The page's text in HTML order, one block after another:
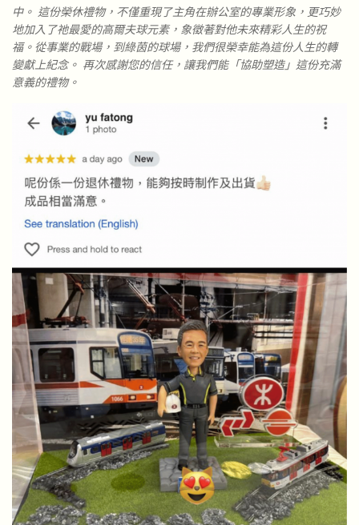
中。 這份榮休禮物，不僅重現了主角在辦公室的專業形象，更巧妙
地加入了祂最愛的高爾夫球元素，象徵著對他未來精彩人生的祝
福。從事業的戰場，到綠茵的球場，我們很榮幸能為這份人生的轉
變獻上紀念。 再次感謝您的信任，讓我們能「協助塑造」這份充滿
意義的禮物。